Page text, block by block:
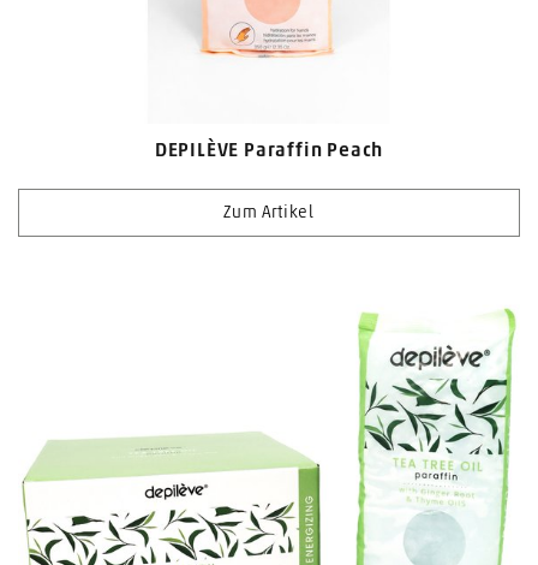
DEPILÈVE Paraffin Peach
Zum Artikel